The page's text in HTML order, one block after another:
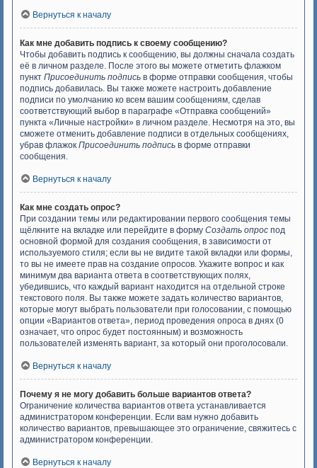
Вернуться к началу
Как мне добавить подпись к своему сообщению?
Чтобы добавить подпись к сообщению, вы должны сначала создать
её в личном разделе. После этого вы можете отметить флажком
пункт Присоединить подпись в форме отправки сообщения, чтобы
подпись добавилась. Вы также можете настроить добавление
подписи по умолчанию ко всем вашим сообщениям, сделав
соответствующий выбор в параграфе «Отправка сообщений»
пункта «Личные настройки» в личном разделе. Несмотря на это, вы
сможете отменить добавление подписи в отдельных сообщениях,
убрав флажок Присоединить подпись в форме отправки
сообщения.
Вернуться к началу
Как мне создать опрос?
При создании темы или редактировании первого сообщения темы
щёлкните на вкладке или перейдите в форму Создать опрос под
основной формой для создания сообщения, в зависимости от
используемого стиля; если вы не видите такой вкладки или формы,
то вы не имеете прав на создание опросов. Укажите вопрос и как
минимум два варианта ответа в соответствующих полях,
убедившись, что каждый вариант находится на отдельной строке
текстового поля. Вы также можете задать количество вариантов,
которые могут выбрать пользователи при голосовании, с помощью
опции «Вариантов ответа», период проведения опроса в днях (0
означает, что опрос будет постоянным) и возможность
пользователей изменять вариант, за который они проголосовали.
Вернуться к началу
Почему я не могу добавить больше вариантов ответа?
Ограничение количества вариантов ответа устанавливается
администратором конференции. Если вам нужно добавить
количество вариантов, превышающее это ограничение, свяжитесь с
администратором конференции.
Вернуться к началу